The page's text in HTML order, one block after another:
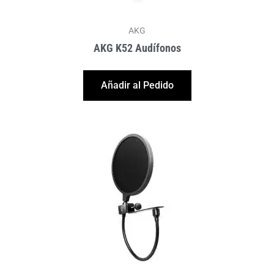
AKG
AKG K52 Audífonos
Añadir al Pedido